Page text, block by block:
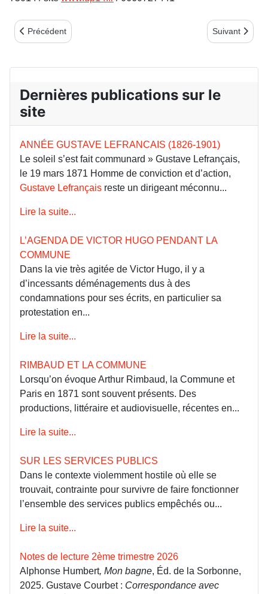
Article précédent : Vidéos de notre association
Précédent Article
Suivant
Dernières publications sur le
site
ANNÉE GUSTAVE LEFRANCAIS (1826-1901)
Le soleil s’est fait communard » Gustave Lefrançais,
le 19 mars 1871 Homme de conviction et d’action,
Gustave Lefrançais reste un dirigeant méconnu...
Lire la suite...
L’AGENDA DE VICTOR HUGO PENDANT LA
COMMUNE
Dans la vie très agitée de Victor Hugo, il y a
d’incessants déménagements dus à des
condamnations pour ses écrits, en particulier sa
protestation en...
Lire la suite...
RIMBAUD ET LA COMMUNE
Lorsqu’on évoque Arthur Rimbaud, la Commune et
Paris en 1871 sont souvent présents. Des
productions, littéraire et audiovisuelle, récentes en...
Lire la suite...
SUR LES SERVICES PUBLICS
Dans le contexte violemment hostile où elle se
trouvait, contrainte pour survivre de faire fonctionner
l’ensemble des services publics empêchés ou...
Lire la suite...
Notes de lecture 2ème trimestre 2026
Alphonse Humbert, Mon bagne, Éd. de la Sorbonne,
2025. Gustave Courbet : Correspondance avec